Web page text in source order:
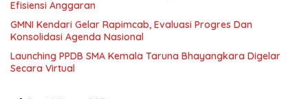
Efisiensi Anggaran
GMNI Kendari Gelar Rapimcab, Evaluasi Progres Dan
Konsolidasi Agenda Nasional
Launching PPDB SMA Kemala Taruna Bhayangkara Digelar
Secara Virtual